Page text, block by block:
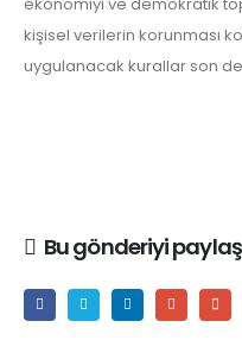
kişisel verilerin korunması
uygulanacak kurallar son
Bu gönderiyi paylaş